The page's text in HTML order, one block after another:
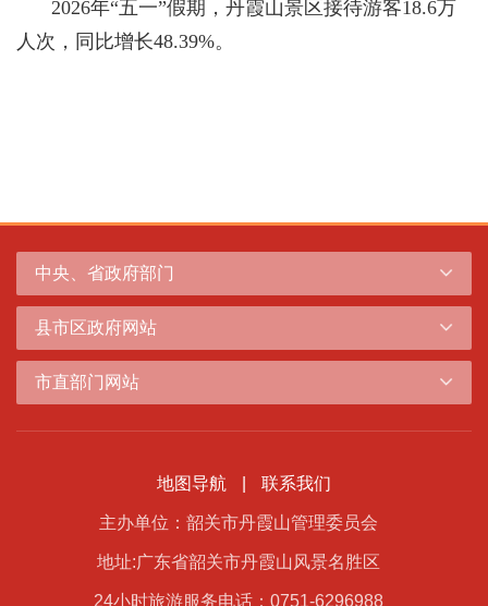
2026年“五一”假期，丹霞山景区接待游客18.6万
人次，同比增长48.39%。
中央、省政府部门
县市区政府网站
市直部门网站
地图导航 联系我们
主办单位：韶关市丹霞山管理委员会
地址:广东省韶关市丹霞山风景名胜区
24小时旅游服务电话：0751-6296988